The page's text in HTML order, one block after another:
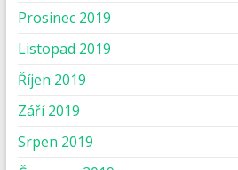
Prosinec 2019
Listopad 2019
Říjen 2019
Září 2019
Srpen 2019